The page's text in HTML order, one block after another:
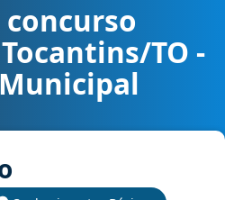
Tocantins/TO - Prefeitura
TO -